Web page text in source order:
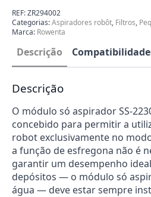
Desempenho
e
Escova
Lateral
ZR294002
REF:ZR294002
Categorias:Aspiradores robôt, Filtros,
Marca: Rowenta
Descrição
Descrição
O módulo só aspirador SS-
concebido para permitir a
robot exclusivamente no
a função de esfregona não é
garantir um desempenho
depósitos — o módulo só
água — deve estar sempre